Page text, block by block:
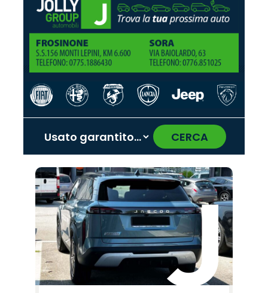
CERCA
Promo
Alfa
Romeo
Promo
Lancia
Promo
Omoda
Promo
Mazda
Promo
Jaecoo
Promo
Peugeot
Promo
Hyundai
Promo
Citroën
Promo
Fiat
Promo
Opel
Promo
Seat
Promo
Abarth
Promo
Cupra
Promo
Jeep
Promo
Land
Rover
‹ ›